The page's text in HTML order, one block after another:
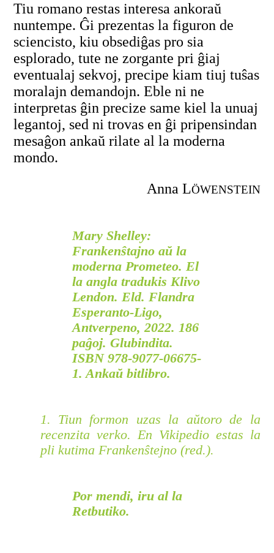
Tiu romano restas interesa ankoraŭ
nuntempe. Ĝi prezentas la figuron de
sciencisto, kiu obsediĝas pro sia
esplorado, tute ne zorgante pri ĝiaj
eventualaj sekvoj, precipe kiam tiuj tuŝas
moralajn demandojn. Eble ni ne
interpretas ĝin precize same kiel la unuaj
legantoj, sed ni trovas en ĝi pripensindan
mesaĝon ankaŭ rilate al la moderna
mondo.
Anna LÖWENSTEIN
Mary Shelley:
Frankenŝtajno aŭ la
moderna Prometeo. El
la angla tradukis Klivo
Lendon. Eld. Flandra
Esperanto-Ligo,
Antverpeno, 2022. 186
paĝoj. Glubindita.
ISBN 978-9077-06675-
1. Ankaŭ bitlibro.
1. Tiun formon uzas la aŭtoro de la
recenzita verko. En Vikipedio estas la
pli kutima Frankenŝtejno(red.).
Por mendi, iru alla
Retbutiko.